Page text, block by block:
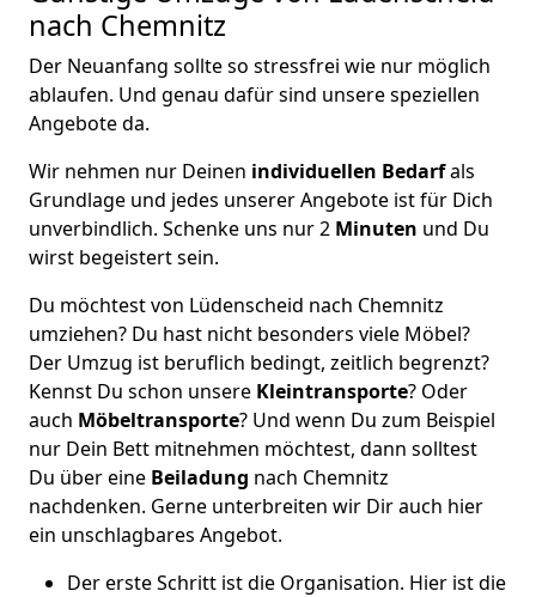
nach Chemnitz
Der Neuanfang sollte so stressfrei wie nur möglich
ablaufen. Und genau dafür sind unsere speziellen
Angebote da.
Wir nehmen nur Deinen individuellen Bedarfals
Grundlage und jedes unserer Angebote ist für Dich
unverbindlich. Schenke uns nur 2 Minuten und Du
wirst begeistert sein.
Du möchtest von Lüdenscheid nach Chemnitz
umziehen? Du hast nicht besonders viele Möbel?
Der Umzug ist beruflich bedingt, zeitlich begrenzt?
Kennst Du schon unsere Kleintransporte? Oder
auch Möbeltransporte? Und wenn Du zum Beispiel
nur Dein Bett mitnehmen möchtest, dann solltest
Du über eine Beiladung nach Chemnitz
nachdenken. Gerne unterbreiten wir Dir auch hier
ein unschlagbares Angebot.
Der erste Schritt ist die Organisation. Hier ist die